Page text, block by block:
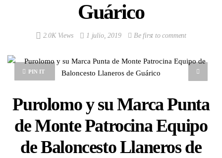
Guárico
2.0K Views 1 julio, 2019 Be first to comment
PIN IT
Purolomo y su Marca Punta
de Monte Patrocina Equipo
de Baloncesto Llaneros de